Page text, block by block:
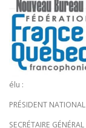
ACTUALITÉS
INTRANET
élu :
PRÉSIDENT NATIONAL
SECRÉTAIRE GÉNÉRAL